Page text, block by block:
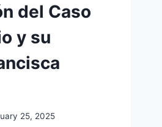
del Caso
y su
25, 2025